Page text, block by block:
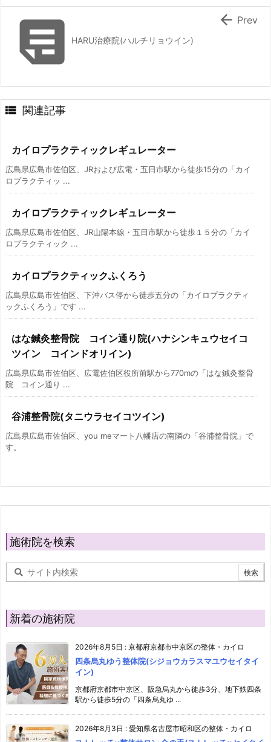
HARU治療院(ハルチリョウイン)
 Prev
 関連記事
カイロプラクティックレギュレーター
広島県広島市佐伯区、JRおよび広電・五日市駅から徒歩15分の「カイ
ロプラクティッ ...
カイロプラクティックレギュレーター
広島県広島市佐伯区、JR山陽本線・五日市駅から徒歩１５分の「カイ
ロプラクティック ...
カイロプラクティックふくろう
広島県広島市佐伯区、下沖バス停から徒歩五分の「カイロプラクティ
ックふくろう」です ...
はな鍼灸整骨院 コイン通り院(ハナシンキュウセイコ
ツイン コインドオリイン)
広島県広島市佐伯区、広電佐伯区役所前駅から770mの「はな鍼灸整骨
院 コイン通り ...
谷浦整骨院(タニウラセイコツイン)
広島県広島市佐伯区、you meマート八幡店の南隣の「谷浦整骨院」で
す。
施術院を検索
新着の施術院
2026年8月5日 : 京都府京都市中京区の整体・カイロ
四条烏丸ゆう整体院(シジョウカラスマユウセイタイ
イン)
京都府京都市中京区、阪急烏丸から徒歩3分、地下鉄四条
駅から徒歩5分の「四条烏丸ゆ ...
2026年8月3日 : 愛知県名古屋市昭和区の整体・カイロ